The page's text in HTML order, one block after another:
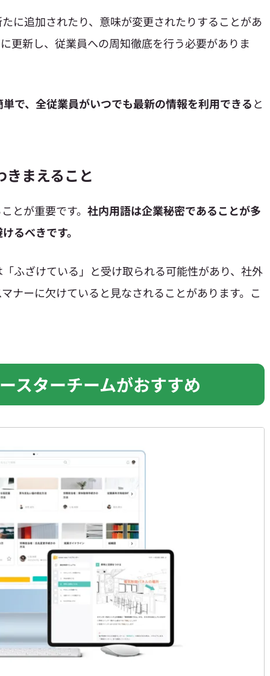
に追加されたり、意味が変更されたりすることがあ
更新し、従業員への周知徹底を行う必要がありま
で、全従業員がいつでも最新の情報を利用できると
まえること
とが重要です。 社内用語は企業秘密であることが多
るべきです。
ふざけている」と受け取られる可能性があり、社外
ナーに欠けていると見なされることがあります。こ
スターチームがおすすめ